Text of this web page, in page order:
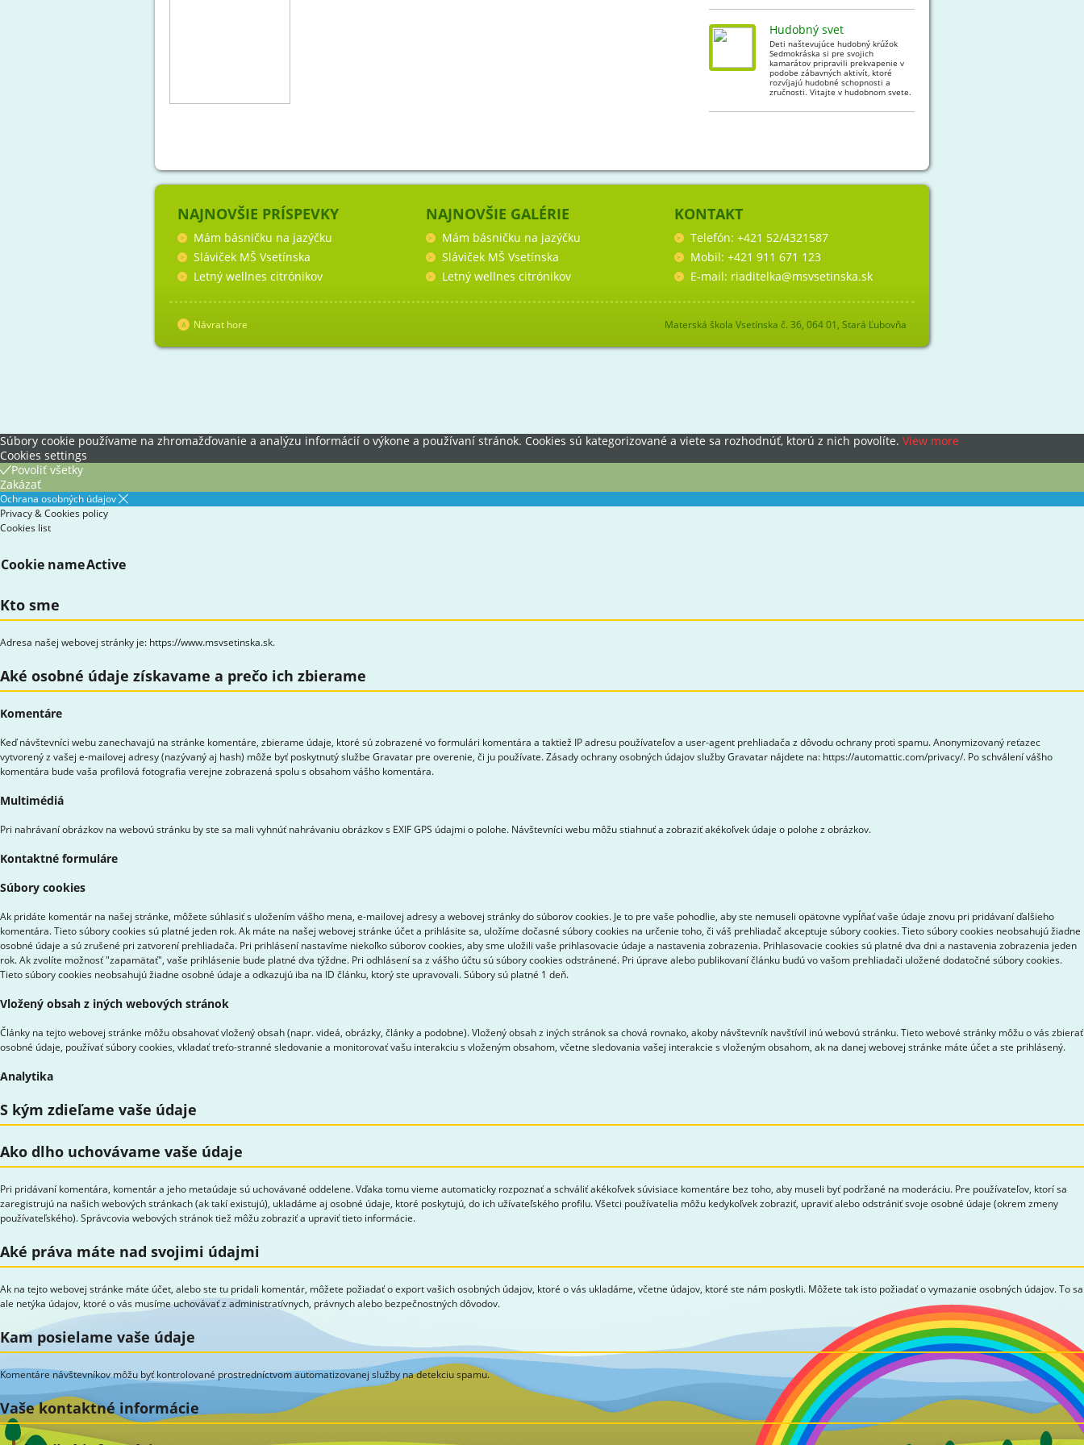
Hudobný svet
Deti naštevujúce hudobný krúžok
Sedmokráska si pre svojich
kamarátov pripravili prekvapenie v
podobe zábavných aktivít, ktoré
rozvíjajú hudobné schopnosti a
zručnosti. Vitajte v hudobnom svete.
NAJNOVŠIE PRÍSPEVKY
Mám básničku na jazýčku
Sláviček MŠ Vsetínska
Letný wellnes citrónikov
NAJNOVŠIE GALÉRIE
Mám básničku na jazýčku
Sláviček MŠ Vsetínska
Letný wellnes citrónikov
KONTAKT
Telefón: +421 52/4321587
Mobil: +421 911 671 123
E-mail: riaditelka@msvsetinska.sk
Materská škola Vsetínska č. 36, 064 01, Stará Ľubovňa
Návrat hore
Súbory cookie používame na zhromažďovanie a analýzu informácií o výkone a používaní stránok. Cookies sú kategorizované a viete sa rozhodnúť, ktorú z nich povolíte. View more
Cookies settings
Povoliť všetky
Zakázať
Ochrana osobných údajov
Privacy & Cookies policy
Cookies list
Cookie nameActive
Kto sme
Adresa našej webovej stránky je: https://www.msvsetinska.sk.
Aké osobné údaje získavame a prečo ich zbierame
Komentáre
Keď návštevníci webu zanechavajú na stránke komentáre, zbierame údaje, ktoré sú zobrazené vo formulári komentára a taktiež IP adresu používateľov a user-agent prehliadača z dôvodu ochrany proti spamu. Anonymizovaný reťazec
vytvorený z vašej e-mailovej adresy (nazývaný aj hash) môže byť poskytnutý službe Gravatar pre overenie, či ju používate. Zásady ochrany osobných údajov služby Gravatar nájdete na: https://automattic.com/privacy/. Po schválení vášho
komentára bude vaša profilová fotografia verejne zobrazená spolu s obsahom vášho komentára.
Multimédiá
Pri nahrávaní obrázkov na webovú stránku by ste sa mali vyhnúť nahrávaniu obrázkov s EXIF GPS údajmi o polohe. Návštevníci webu môžu stiahnuť a zobraziť akékoľvek údaje o polohe z obrázkov.
Kontaktné formuláre
Súbory cookies
Ak pridáte komentár na našej stránke, môžete súhlasiť s uložením vášho mena, e-mailovej adresy a webovej stránky do súborov cookies. Je to pre vaše pohodlie, aby ste nemuseli opätovne vypĺňať vaše údaje znovu pri pridávaní ďalšieho
komentára. Tieto súbory cookies sú platné jeden rok. Ak máte na našej webovej stránke účet a prihlásite sa, uložíme dočasné súbory cookies na určenie toho, či váš prehliadač akceptuje súbory cookies. Tieto súbory cookies neobsahujú žiadne
osobné údaje a sú zrušené pri zatvorení prehliadača. Pri prihlásení nastavíme niekoľko súborov cookies, aby sme uložili vaše prihlasovacie údaje a nastavenia zobrazenia. Prihlasovacie cookies sú platné dva dni a nastavenia zobrazenia jeden
rok. Ak zvolíte možnosť "zapamätať", vaše prihlásenie bude platné dva týždne. Pri odhlásení sa z vášho účtu sú súbory cookies odstránené. Pri úprave alebo publikovaní článku budú vo vašom prehliadači uložené dodatočné súbory cookies.
Tieto súbory cookies neobsahujú žiadne osobné údaje a odkazujú iba na ID článku, ktorý ste upravovali. Súbory sú platné 1 deň.
Vložený obsah z iných webových stránok
Články na tejto webovej stránke môžu obsahovať vložený obsah (napr. videá, obrázky, články a podobne). Vložený obsah z iných stránok sa chová rovnako, akoby návštevník navštívil inú webovú stránku. Tieto webové stránky môžu o vás zbierať
osobné údaje, používať súbory cookies, vkladať treťo-stranné sledovanie a monitorovať vašu interakciu s vloženým obsahom, včetne sledovania vašej interakcie s vloženým obsahom, ak na danej webovej stránke máte účet a ste prihlásený.
Analytika
S kým zdieľame vaše údaje
Ako dlho uchovávame vaše údaje
Pri pridávaní komentára, komentár a jeho metaúdaje sú uchovávané oddelene. Vďaka tomu vieme automaticky rozpoznať a schváliť akékoľvek súvisiace komentáre bez toho, aby museli byť podržané na moderáciu. Pre používateľov, ktorí sa
zaregistrujú na našich webových stránkach (ak takí existujú), ukladáme aj osobné údaje, ktoré poskytujú, do ich užívateľského profilu. Všetci používatelia môžu kedykoľvek zobraziť, upraviť alebo odstrániť svoje osobné údaje (okrem zmeny
používateľského). Správcovia webových stránok tiež môžu zobraziť a upraviť tieto informácie.
Aké práva máte nad svojimi údajmi
Ak na tejto webovej stránke máte účet, alebo ste tu pridali komentár, môžete požiadať o export vašich osobných údajov, ktoré o vás ukladáme, včetne údajov, ktoré ste nám poskytli. Môžete tak isto požiadať o vymazanie osobných údajov. To sa
ale netýka údajov, ktoré o vás musíme uchovávať z administratívnych, právnych alebo bezpečnostných dôvodov.
Kam posielame vaše údaje
Komentáre návštevníkov môžu byť kontrolované prostredníctvom automatizovanej služby na detekciu spamu.
Vaše kontaktné informácie